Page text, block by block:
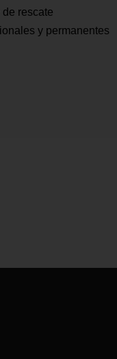
rescate
y permanentes